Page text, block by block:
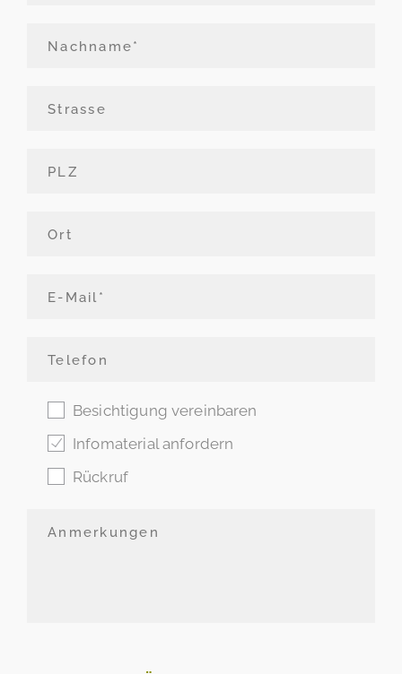
Besichtigung vereinbaren
Infomaterial anfordern
Rückruf